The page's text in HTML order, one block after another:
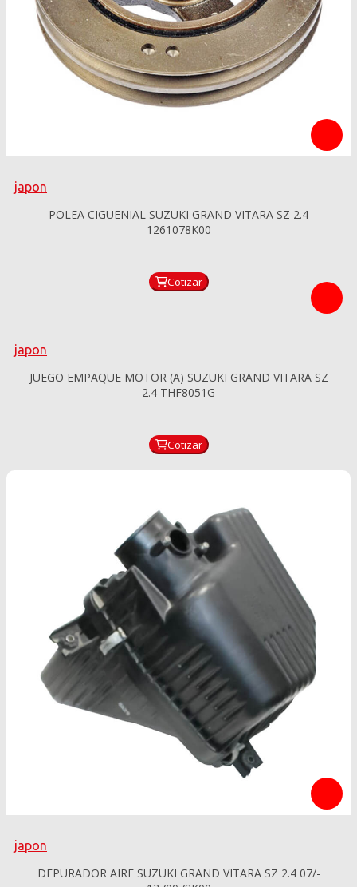
japon
POLEA CIGUENIAL SUZUKI GRAND VITARA SZ 2.4
1261078K00
Cotizar
japon
JUEGO EMPAQUE MOTOR (A) SUZUKI GRAND VITARA SZ
2.4 THF8051G
Cotizar
japon
DEPURADOR AIRE SUZUKI GRAND VITARA SZ 2.4 07/-